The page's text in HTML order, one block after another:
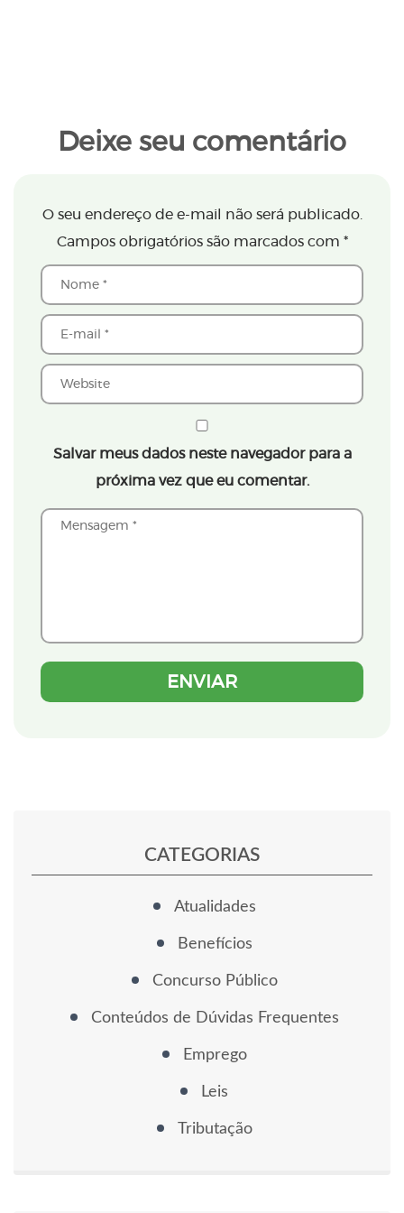
Deixe seu comentário
O seu endereço de e-mail não será publicado.
Campos obrigatórios são marcados com *
Salvar meus dados neste navegador para a
próxima vez que eu comentar.
CATEGORIAS
Atualidades
Benefícios
Concurso Público
Conteúdos de Dúvidas Frequentes
Emprego
Leis
Tributação